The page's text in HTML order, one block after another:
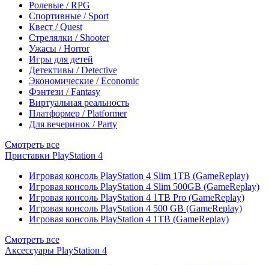
Ролевые / RPG
Спортивные / Sport
Квест / Quest
Стрелялки / Shooter
Ужасы / Horror
Игры для детей
Детективы / Detective
Экономические / Economic
Фэнтези / Fantasy
Виртуальная реальность
Платформер / Platformer
Для вечеринок / Party
Смотреть все
Приставки PlayStation 4
Игровая консоль PlayStation 4 Slim 1TB (GameReplay)
Игровая консоль PlayStation 4 Slim 500GB (GameReplay)
Игровая консоль PlayStation 4 1TB Pro (GameReplay)
Игровая консоль PlayStation 4 500 GB (GameReplay)
Игровая консоль PlayStation 4 1TB (GameReplay)
Смотреть все
Аксессуары PlayStation 4